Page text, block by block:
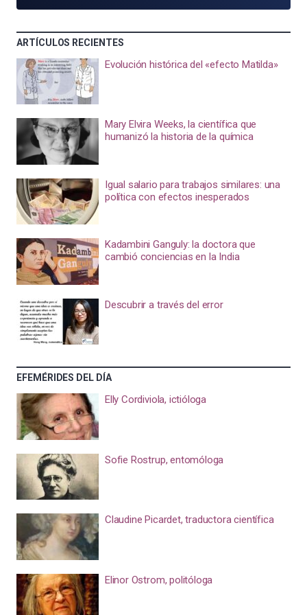
ARTÍCULOS RECIENTES
Evolución histórica del «efecto Matilda»
Mary Elvira Weeks, la científica que
humanizó la historia de la química
Igual salario para trabajos similares: una
política con efectos inesperados
Kadambini Ganguly: la doctora que
cambió conciencias en la India
Descubrir a través del error
EFEMÉRIDES DEL DÍA
Elly Cordiviola, ictióloga
Sofie Rostrup, entomóloga
Claudine Picardet, traductora científica
Elinor Ostrom, politóloga